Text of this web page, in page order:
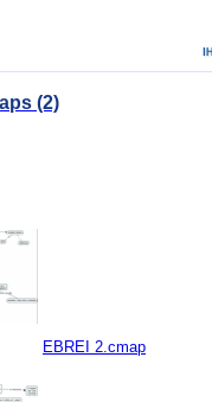
(2)
EBREI 2.cmap